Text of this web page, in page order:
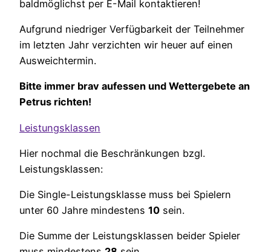
baldmöglichst per E-Mail kontaktieren!
Aufgrund niedriger Verfügbarkeit der Teilnehmer
im letzten Jahr verzichten wir heuer auf einen
Ausweichtermin.
Bitte immer brav aufessen und Wettergebete an
Petrus richten!
Leistungsklassen
Hier nochmal die Beschränkungen bzgl.
Leistungsklassen:
Die Single-Leistungsklasse muss bei Spielern
unter 60 Jahre mindestens 10 sein.
Die Summe der Leistungsklassen beider Spieler